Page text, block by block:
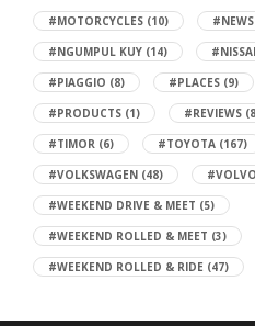
#MOTORCYCLES (10) #NEWS
#NGUMPUL KUY (14)
#PIAGGIO (8) #PLACES (9)
#PRODUCTS (1) #REVIEWS
#TIMOR (6) #TOYOTA (167)
#VOLKSWAGEN (48) #VOLVO
#WEEKEND DRIVE & MEET (5)
#WEEKEND ROLLED & MEET (3)
#WEEKEND ROLLED & RIDE (47)